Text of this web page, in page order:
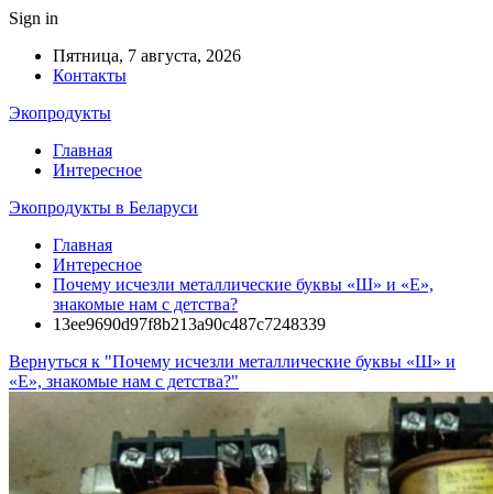
Sign in
Пятница, 7 августа, 2026
Контакты
Экопродукты
Главная
Интересное
Экопродукты в Беларуси
Главная
Интересное
Почему исчезли металлические буквы «Ш» и «Е»,
знакомые нам с детства?
13ee9690d97f8b213a90c487c7248339
Вернуться к "Почему исчезли металлические буквы «Ш» и
«Е», знакомые нам с детства?"